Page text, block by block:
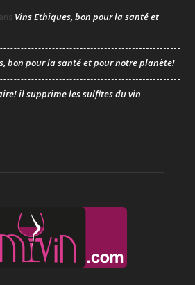
Vins Ethiques, bon pour la santé et
bon pour la santé et pour notre planète!
il supprime les sulfites du vin